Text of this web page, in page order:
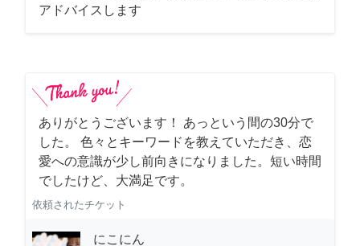
アドバイスします
ありがとうございます！ あっという間の30分で
した。 色々とキーワードを教えていただき、恋
愛への意識が少し前向きになりました。短い時間
でしたけど、大満足です。
依頼されたチケット
にこにん